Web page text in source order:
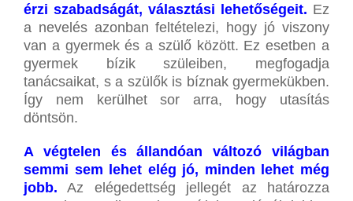
érzi szabadságát, választási lehetőségeit. Ez
a nevelés azonban feltételezi, hogy jó viszony
van a gyermek és a szülő között. Ez esetben a
gyermek bízik szüleiben, megfogadja
tanácsaikat, s a szülők is bíznak gyermekükben.
Így nem kerülhet sor arra, hogy utasítás
döntsön.
A végtelen és állandóan változó világban
semmi sem lehet elég jó, minden lehet még
jobb. Az elégedettség jellegét az határozza